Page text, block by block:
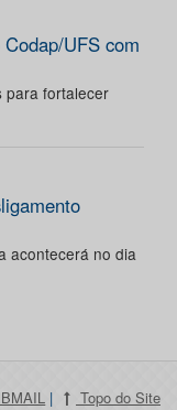
UFS com
para fortalecer
acontecerá no dia
| Topo do Site